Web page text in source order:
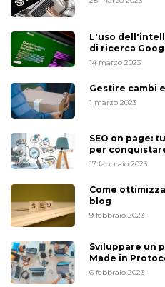
L'uso
di ricerca
14 marzo 2023
Gestire cambi
1 marzo 2023
SEO on page:
per
17 febbraio 2023
Come
blog
9 febbraio 2023
Sviluppare un
Made in
6 febbraio 2023